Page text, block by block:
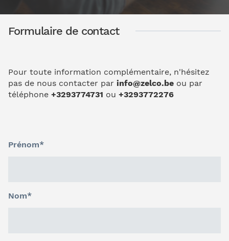
Formulaire de contact
Pour toute information complémentaire, n'hésitez
pas de nous contacter par info@zelco.be ou par
téléphone +3293774731 ou +3293772276
Prénom*
Nom*